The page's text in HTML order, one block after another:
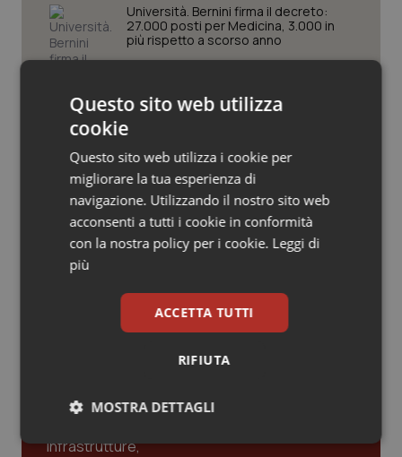
Umbria
Valle D’Aosta
Veneto
Oftalmologia
Oncodermatologia
Oncoematologia
Oncologia & Nutrizione
Psoriasi & pelle
Quotidiano Cardiologia
Quotidiano Chirurgia
Quotidiano Oncologia
Università. Bernini firma il decreto:
27.000 posti per Medicina, 3.000 in
più rispetto a scorso anno
Pnrr Salute. Missione 6 verso il
traguardo, in chiusura la
rendicontazione degli obiettivi per la
X e ultima rata
Caldo. Ministero: oltre 1.700 chiamate
al numero 1500 dal 22 giugno.
Proseguono monitoraggi e campagna
informativa
Ultime analisi e review da QS Pro
Cloud sanitario: infrastrutture,
compliance, GDPR e Risk management
Questo sito web utilizza
cookie
Questo sito web utilizza i cookie per
migliorare la tua esperienza di
navigazione. Utilizzando il nostro sito web
acconsenti a tutti i cookie in conformità
con la nostra policy per i cookie. Leggi di
più
ACCETTA TUTTI
RIFIUTA
MOSTRA DETTAGLI
Necessari Statistici Marketing